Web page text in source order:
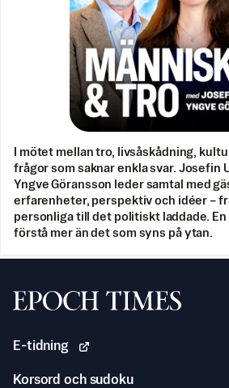
I mötet mellan tro, livsåskådning,
frågor som saknar enkla svar. Josefin
Yngve Göransson leder samtal med
erfarenheter, perspektiv och idéer –
personliga till det politiskt laddade. En
förstå mer än det som syns på ytan.
Svenska Epoch Times
E-tidning
Korsord och sudoku